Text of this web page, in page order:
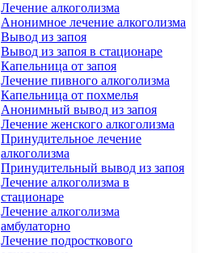
Лечение алкоголизма
Анонимное лечение алкоголизма
Вывод из запоя
Вывод из запоя в стационаре
Капельница от запоя
Лечение пивного алкоголизма
Капельница от похмелья
Анонимный вывод из запоя
Лечение женского алкоголизма
Принудительное лечение
алкоголизма
Принудительный вывод из запоя
Лечение алкоголизма в
стационаре
Лечение алкоголизма
амбулаторно
Лечение подросткового